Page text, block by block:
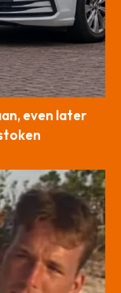
even later